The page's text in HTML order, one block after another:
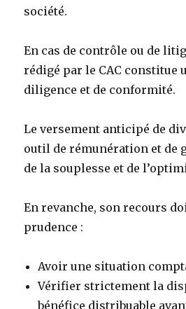
société.
En cas de contrôle ou de
rédigé par le CAC constitue
diligence et de conformité.
Le versement anticipé de
outil de rémunération et de
de la souplesse et de
En revanche, son recours
prudence :
Avoir une situation
Vérifier strictement la
bénéfice distribuable